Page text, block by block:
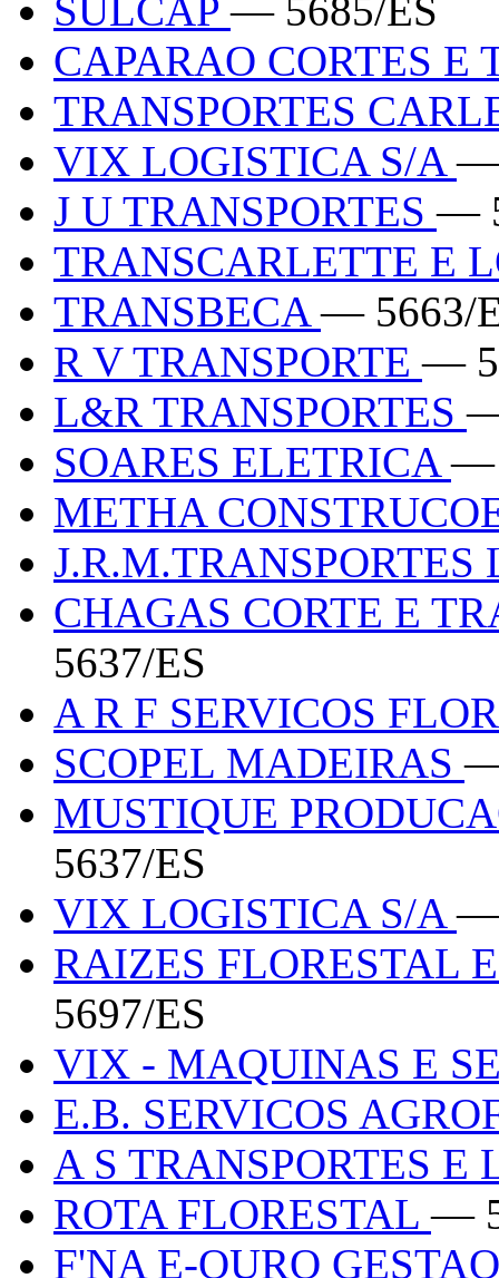
SULCAP— 5685/ES
CAPARAO CORTES E
TRANSPORTES
VIX LOGISTICA S/A—
J U TRANSPORTES—
TRANSCARLETTE E
TRANSBECA— 5663/
R V TRANSPORTE—
L&R TRANSPORTES
SOARES ELETRICA—
METHA
J.R.M.TRANSPORTES
CHAGAS CORTE E
5637/ES
A R F SERVICOS
SCOPEL MADEIRAS—
MUSTIQUE
5637/ES
VIX LOGISTICA S/A—
RAIZES FLORESTAL
5697/ES
VIX - MAQUINAS E
E.B. SERVICOS
A S TRANSPORTES
ROTA FLORESTAL—
F'NA E-OURO